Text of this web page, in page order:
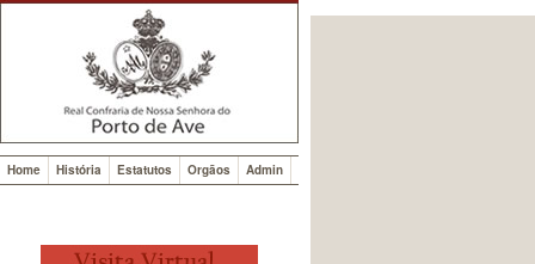
Home História Estatutos Orgãos Admin